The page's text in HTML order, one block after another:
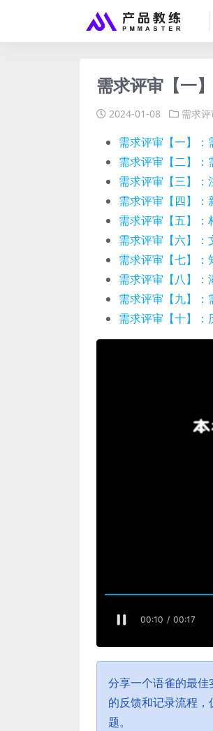
需求评审【一
2024-01-08 需求评
需求评审【一】：
需求评审【二】：
需求评审【三】：
需求评审【四】：
需求评审【五】：
需求评审【六】：
需求评审【七】：
需求评审【八】：
需求评审【九】
需求评审【十】
分享一个语雀的最
的反馈和记录流程
题。